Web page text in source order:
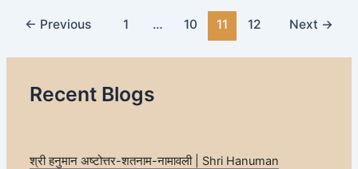
← Previous 1 … 10 11 12 Next →
Recent Blogs
श्री हनुमान अष्टोत्तर-शतनाम-नामावली | Shri Hanuman